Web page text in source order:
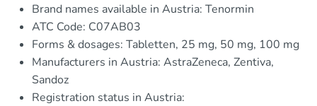
Brand names available in Austria: Tenormin
ATC Code: C07AB03
Forms & dosages: Tabletten, 25 mg, 50 mg, 100 mg
Manufacturers in Austria: AstraZeneca, Zentiva,
Sandoz
Registration status in Austria: